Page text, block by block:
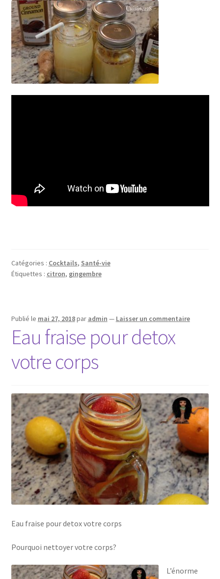
Catégories : Cocktails, Santé-vie
Étiquettes : citron, gingembre
Publié le mai 27, 2018par admin — Laisser un commentaire
Eau fraise pour detox
votre corps
Eau fraise pour detox votre corps
Pourquoi nettoyer votre corps?
L’énorme